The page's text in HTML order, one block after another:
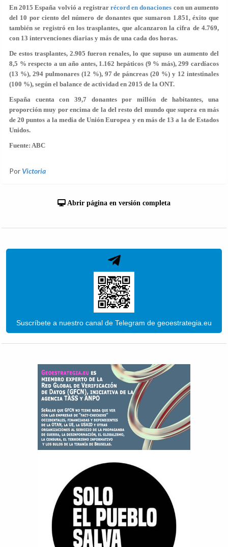
En 2015 España volvió a registrarrécord en donaciones con un aumento
del 10 por ciento del número de donantes que sumaron 1.851, éxito que
también se registró en los trasplantes, que alcanzaron la cifra de 4.769,
con 13 intervenciones diarias y más de una cada dos horas.
De estos trasplantes, 2.905 fueron renales, lo que supuso un aumento del
8,5 % respecto a un año antes, 1.162 hepáticos (9 % más), 299 cardíacos
(13 %), 294 pulmonares (12 %), 97 de páncreas (20 %) y 12 intestinales
(100 %), según el balance de actividad en 2015 de la ONT.
España cuenta con 39,7 donantes por millón de habitantes, una
proporción muy por encima de la del resto del mundoque supera en más
de 20 puntos a la media de Unión Europea y en más de 13 a la de Estados
Unidos.
Fuente: ABC
Por Victoria
Abrir página en versión completa
Suscríbete a nuestro canal de Telegram de geoestrategia.eu